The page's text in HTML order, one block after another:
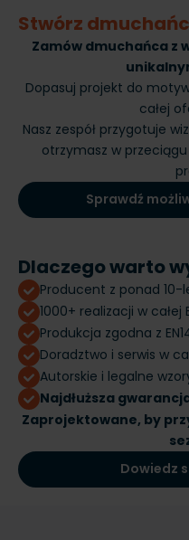
Stwórz
Zamów dmuchańca z
Dopasuj projekt do
całej
Nasz zespół przygotuje
otrzymasz w
Sprawdź
Dlaczego warto
Producent z ponad
1000+ realizacji w całej
Produkcja zgodna z
Doradztwo i serwis w
Autorskie i legalne
Najdłuższa
Zaprojektowane, by
Dowiedz